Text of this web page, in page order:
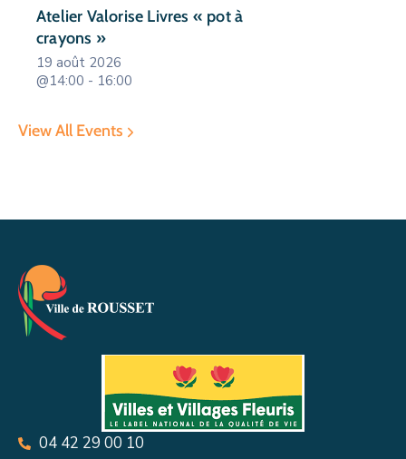
Atelier Valorise Livres « pot à
crayons »
19 août 2026
@14:00 - 16:00
View All Events
04 42 29 00 10